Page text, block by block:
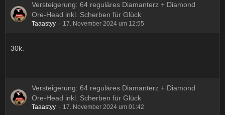
Versteigerung: 64 reguläres Diamanterz + Diamond
Ore-Head inkl. Scherben für Glück
Taaastyy 17. November 2024 um 12:55
30k.
Versteigerung: 64 reguläres Diamanterz + Diamond
Ore-Head inkl. Scherben für Glück
Taaastyy 17. November 2024 um 01:42